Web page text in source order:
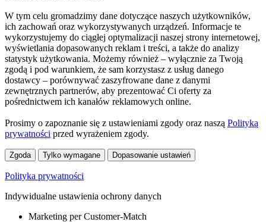
W tym celu gromadzimy dane dotyczące naszych użytkowników,
ich zachowań oraz wykorzystywanych urządzeń. Informacje te
wykorzystujemy do ciągłej optymalizacji naszej strony internetowej,
wyświetlania dopasowanych reklam i treści, a także do analizy
statystyk użytkowania. Możemy również – wyłącznie za Twoją
zgodą i pod warunkiem, że sam korzystasz z usług danego
dostawcy – porównywać zaszyfrowane dane z danymi
zewnętrznych partnerów, aby prezentować Ci oferty za
pośrednictwem ich kanałów reklamowych online.
Prosimy o zapoznanie się z ustawieniami zgody oraz naszą Polityką
prywatności przed wyrażeniem zgody.
Zgoda Tylko wymagane Dopasowanie ustawień
Polityka prywatności
Indywidualne ustawienia ochrony danych
Marketing per Customer-Match